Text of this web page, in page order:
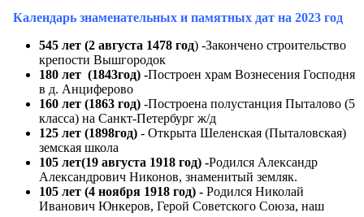
Календарь знаменательных и памятных дат на 2023 год
545 лет (2 августа 1478 год) -Закончено строительство
крепости Вышгородок
180 лет (1843год) -Построен храм Вознесения Господня
в д. Анциферово
160 лет (1863 год) -Построена полустанция Пыталово (5
класса) на Санкт-Петербург ж/д
125 лет (1898год) - Открыта Шеленская (Пыталовская)
земская школа
105 лет(19 августа 1918 год) -Родился Александр
Александрович Никонов, знаменитый земляк.
105 лет (4 ноября 1918 год) - Родился Николай
Иванович Юнкеров, Герой Советского Союза, наш